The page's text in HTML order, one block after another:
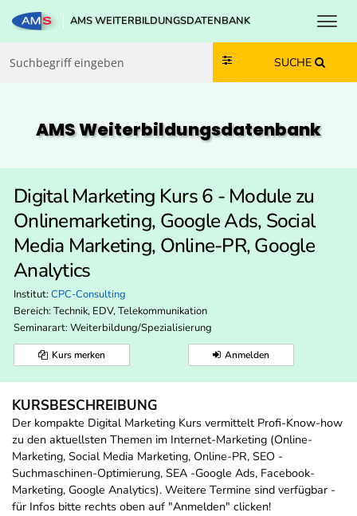
Zum Inhalt springen
Zum Navmenü springen
Zur Suche springen
Zur Footer springen
AMS WEITERBILDUNGSDATENBANK
SUCHE
AMS Weiterbildungs­datenbank
Digital Marketing Kurs 6 - Module zu
Onlinemarketing, Google Ads, Social
Media Marketing, Online-PR, Google
Analytics
Institut: CPC-Consulting
Bereich: Technik, EDV, Telekommunikation
Seminarart: Weiterbildung/Spezialisierung
Kurs merken Anmelden
KURSBESCHREIBUNG
Der kompakte Digital Marketing Kurs vermittelt Profi-Know-how
zu den aktuellsten Themen im Internet-Marketing (Online-
Marketing, Social Media Marketing, Online-PR, SEO -
Suchmaschinen-Optimierung, SEA -Google Ads, Facebook-
Marketing, Google Analytics). Weitere Termine sind verfügbar -
für Infos bitte rechts oben auf "Anmelden" clicken!